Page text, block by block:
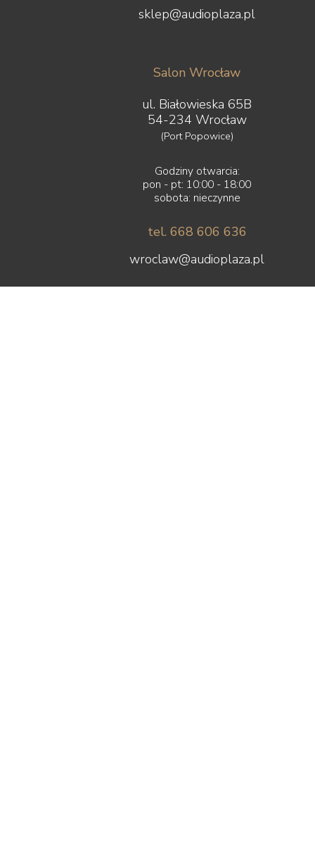
sklep@audioplaza.pl
Salon Wrocław
ul. Białowieska 65B
54-234 Wrocław
(Port Popowice)
Godziny otwarcia:
pon - pt: 10:00 - 18:00
sobota: nieczynne
tel. 668 606 636
wroclaw@audioplaza.pl